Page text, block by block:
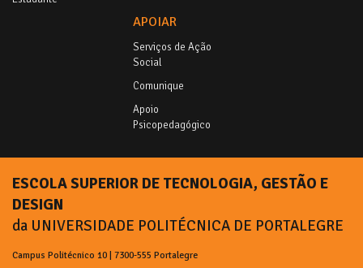
APOIAR
Serviços de Ação
Social
Comunique
Apoio
Psicopedagógico
ESCOLA SUPERIOR DE TECNOLOGIA, GESTÃO E
DESIGN
da UNIVERSIDADE POLITÉCNICA DE PORTALEGRE
Campus Politécnico 10 | 7300-555 Portalegre